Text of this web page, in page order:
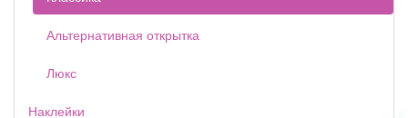
Альтернативная открытка
Люкс
Наклейки